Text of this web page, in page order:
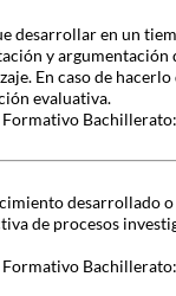
desarrollar en un
y argumentación
En caso de hacerlo
evaluativa.
desarrollado o
de procesos